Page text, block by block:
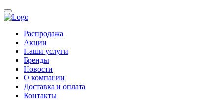
Распродажа
Акции
Наши услуги
Бренды
Новости
О компании
Доставка и оплата
Контакты